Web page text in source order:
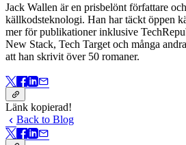
Jack Wallen är en prisbelönt författare
källkodsteknologi. Han har täckt öppen
mer för publikationer inklusive
New Stack, Tech Target och många
att han skrivit över 50 romaner.
Länk kopierad!
Back to Blog